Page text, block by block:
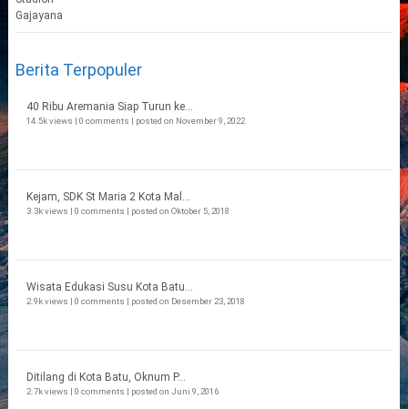
Berita Terpopuler
40 Ribu Aremania Siap Turun ke...
14.5k views | 0 comments | posted on November 9, 2022
Kejam, SDK St Maria 2 Kota Mal...
3.3k views | 0 comments | posted on Oktober 5, 2018
Wisata Edukasi Susu Kota Batu...
2.9k views | 0 comments | posted on Desember 23, 2018
Ditilang di Kota Batu, Oknum P...
2.7k views | 0 comments | posted on Juni 9, 2016